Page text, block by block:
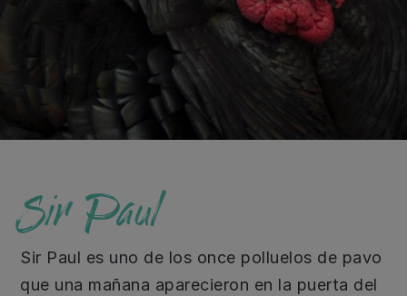
Sir Paul
Sir Paul es uno de los once polluelos de pavo
que una mañana aparecieron en la puerta del